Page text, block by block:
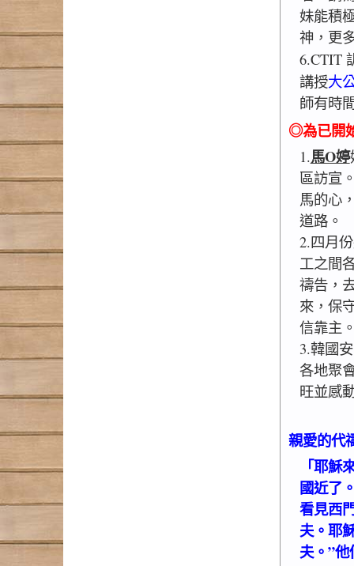
妹能積
神，更
6.CTIT
講授大
師有時
◎為已開
1.馬O婷
區訪宣
馬的心
道路。
2.四月
工之間
禱告，
來，保
信靠主
3.韓國
各地聚
旺並感
親愛的代
「耶
國近了
看見西
夫。耶
夫。”